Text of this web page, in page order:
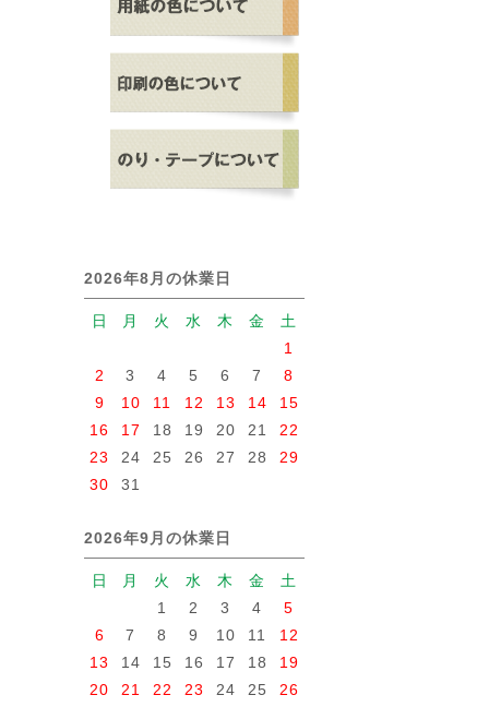
2026年8月の休業日
日 月 火 水 木 金
土
1
2
3 4 5 6 7
8
9
10 11 12 13 14
15
16
17 18 19 20 21
22
23
24 25 26 27 28
29
30
31
2026年9月の休業日
日 月 火 水 木 金
土
1
2 3 4
5
6
7 8 9 10 11
12
13
14 15 16 17 18
19
20
21 22 23 24 25
26